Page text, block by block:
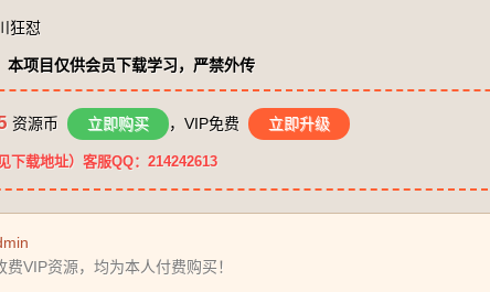
狂怼
本项目仅供会员下载学习，严禁外传
资源币 立即购买 ，VIP免费 立即升级
下载地址）客服QQ：214242613
费VIP资源，均为本人付费购买！